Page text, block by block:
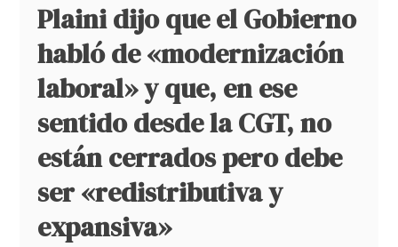
Plaini dijo que el Gobierno
habló de «modernización
laboral» y que, en ese
sentido desde la CGT, no
están cerrados pero debe
ser «redistributiva y
expansiva»